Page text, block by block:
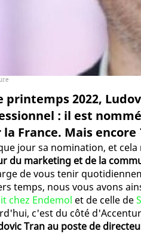
printemps 2022,
: il est
la France. Mais
jour sa nomination, et
du marketing et de la
de vous tenir
temps, nous vous avons
chez Endemol et de celle de
c'est du côté
Tran au poste de